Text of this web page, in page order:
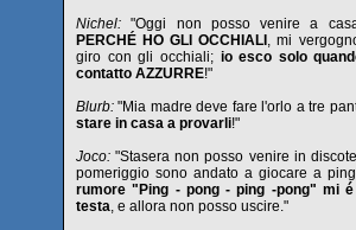
Nichel: "Oggi non posso venire a
PERCHÉ HO GLI OCCHIALI , mi
giro con gli occhiali; io esco solo
contatto AZZURRE!"
Blurb:"Mia madre deve fare l'orlo a tre
stare in casa a provarli!"
Joco: "Stasera non posso venire in
pomeriggio sono andato a giocare a
rumore "Ping - pong - ping -pong" mi
testa, e allora non posso uscire."